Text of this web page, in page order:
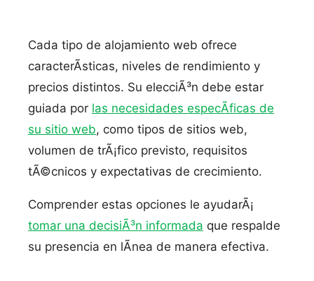
Cada tipo de alojamiento web ofrece
caracterÃ­sticas, niveles de rendimiento y
precios distintos. Su elecciÃ³n debe estar
guiada por las necesidades especÃ­ficas de
su sitio web, como tipos de sitios web,
volumen de trÃ¡fico previsto, requisitos
tÃ©cnicos y expectativas de crecimiento.
Comprender estas opciones le ayudarÃ¡
tomar una decisiÃ³n informada que respalde
su presencia en lÃ­nea de manera efectiva.